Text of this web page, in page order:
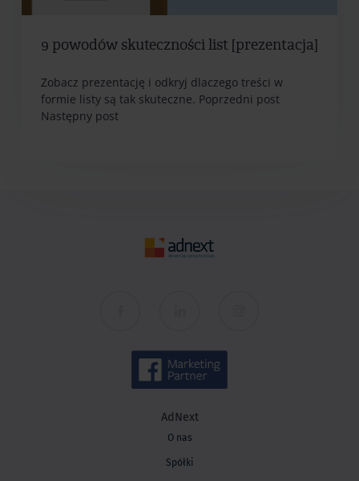
9 powodów skuteczności list [prezentacja]
Zobacz prezentację i odkryj dlaczego treści w
formie listy są tak skuteczne. Poprzedni post
Następny post
AdNext
O nas
Spółki